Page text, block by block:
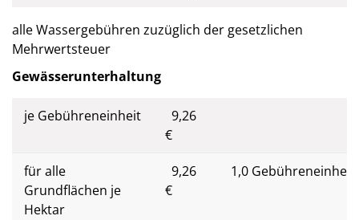
alle Wassergebühren zuzüglich der gesetzlichen
Mehrwertsteuer
Gewässerunterhaltung
je Gebühreneinheit
9,26
€
für alle
Grundflächen je
Hektar
9,26
€
1,0